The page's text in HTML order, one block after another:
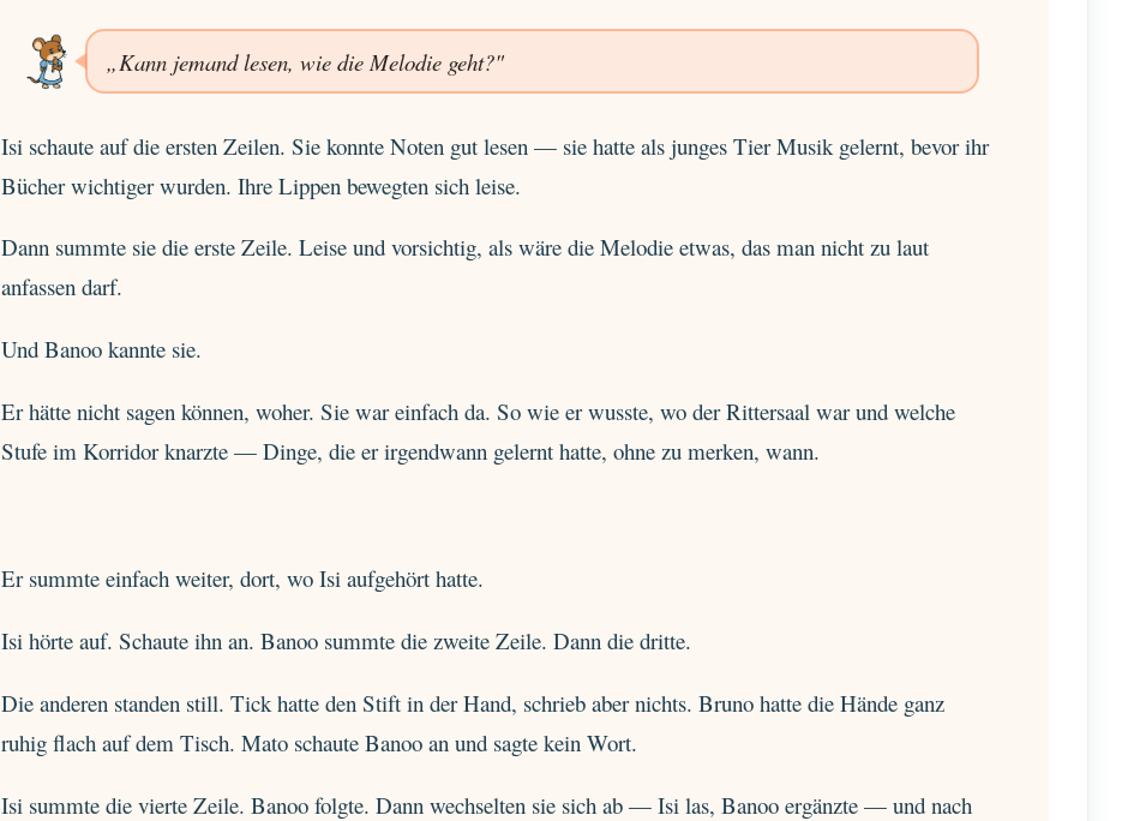
„Kann jemand lesen, wie die Melodie geht?"
Isi schaute auf die ersten Zeilen. Sie konnte Noten gut lesen — sie hatte als junges Tier Musik gelernt, bevor ihr
Bücher wichtiger wurden. Ihre Lippen bewegten sich leise.
Dann summte sie die erste Zeile. Leise und vorsichtig, als wäre die Melodie etwas, das man nicht zu laut
anfassen darf.
Und Banoo kannte sie.
Er hätte nicht sagen können, woher. Sie war einfach da. So wie er wusste, wo der Rittersaal war und welche
Stufe im Korridor knarzte — Dinge, die er irgendwann gelernt hatte, ohne zu merken, wann.
Er summte einfach weiter, dort, wo Isi aufgehört hatte.
Isi hörte auf. Schaute ihn an. Banoo summte die zweite Zeile. Dann die dritte.
Die anderen standen still. Tick hatte den Stift in der Hand, schrieb aber nichts. Bruno hatte die Hände ganz
ruhig flach auf dem Tisch. Mato schaute Banoo an und sagte kein Wort.
Isi summte die vierte Zeile. Banoo folgte. Dann wechselten sie sich ab — Isi las, Banoo ergänzte — und nach